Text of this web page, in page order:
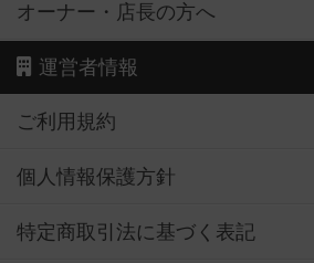
オーナー・店長の方へ
運営者情報
ご利用規約
個人情報保護方針
特定商取引法に基づく表記